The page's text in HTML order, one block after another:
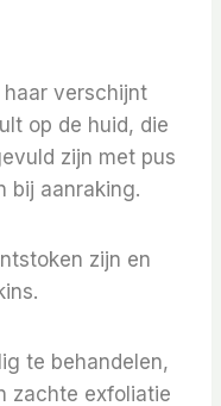
verschijnt
op de huid, die
zijn met pus
bij aanraking.
zijn en
te behandelen,
zachte exfoliatie